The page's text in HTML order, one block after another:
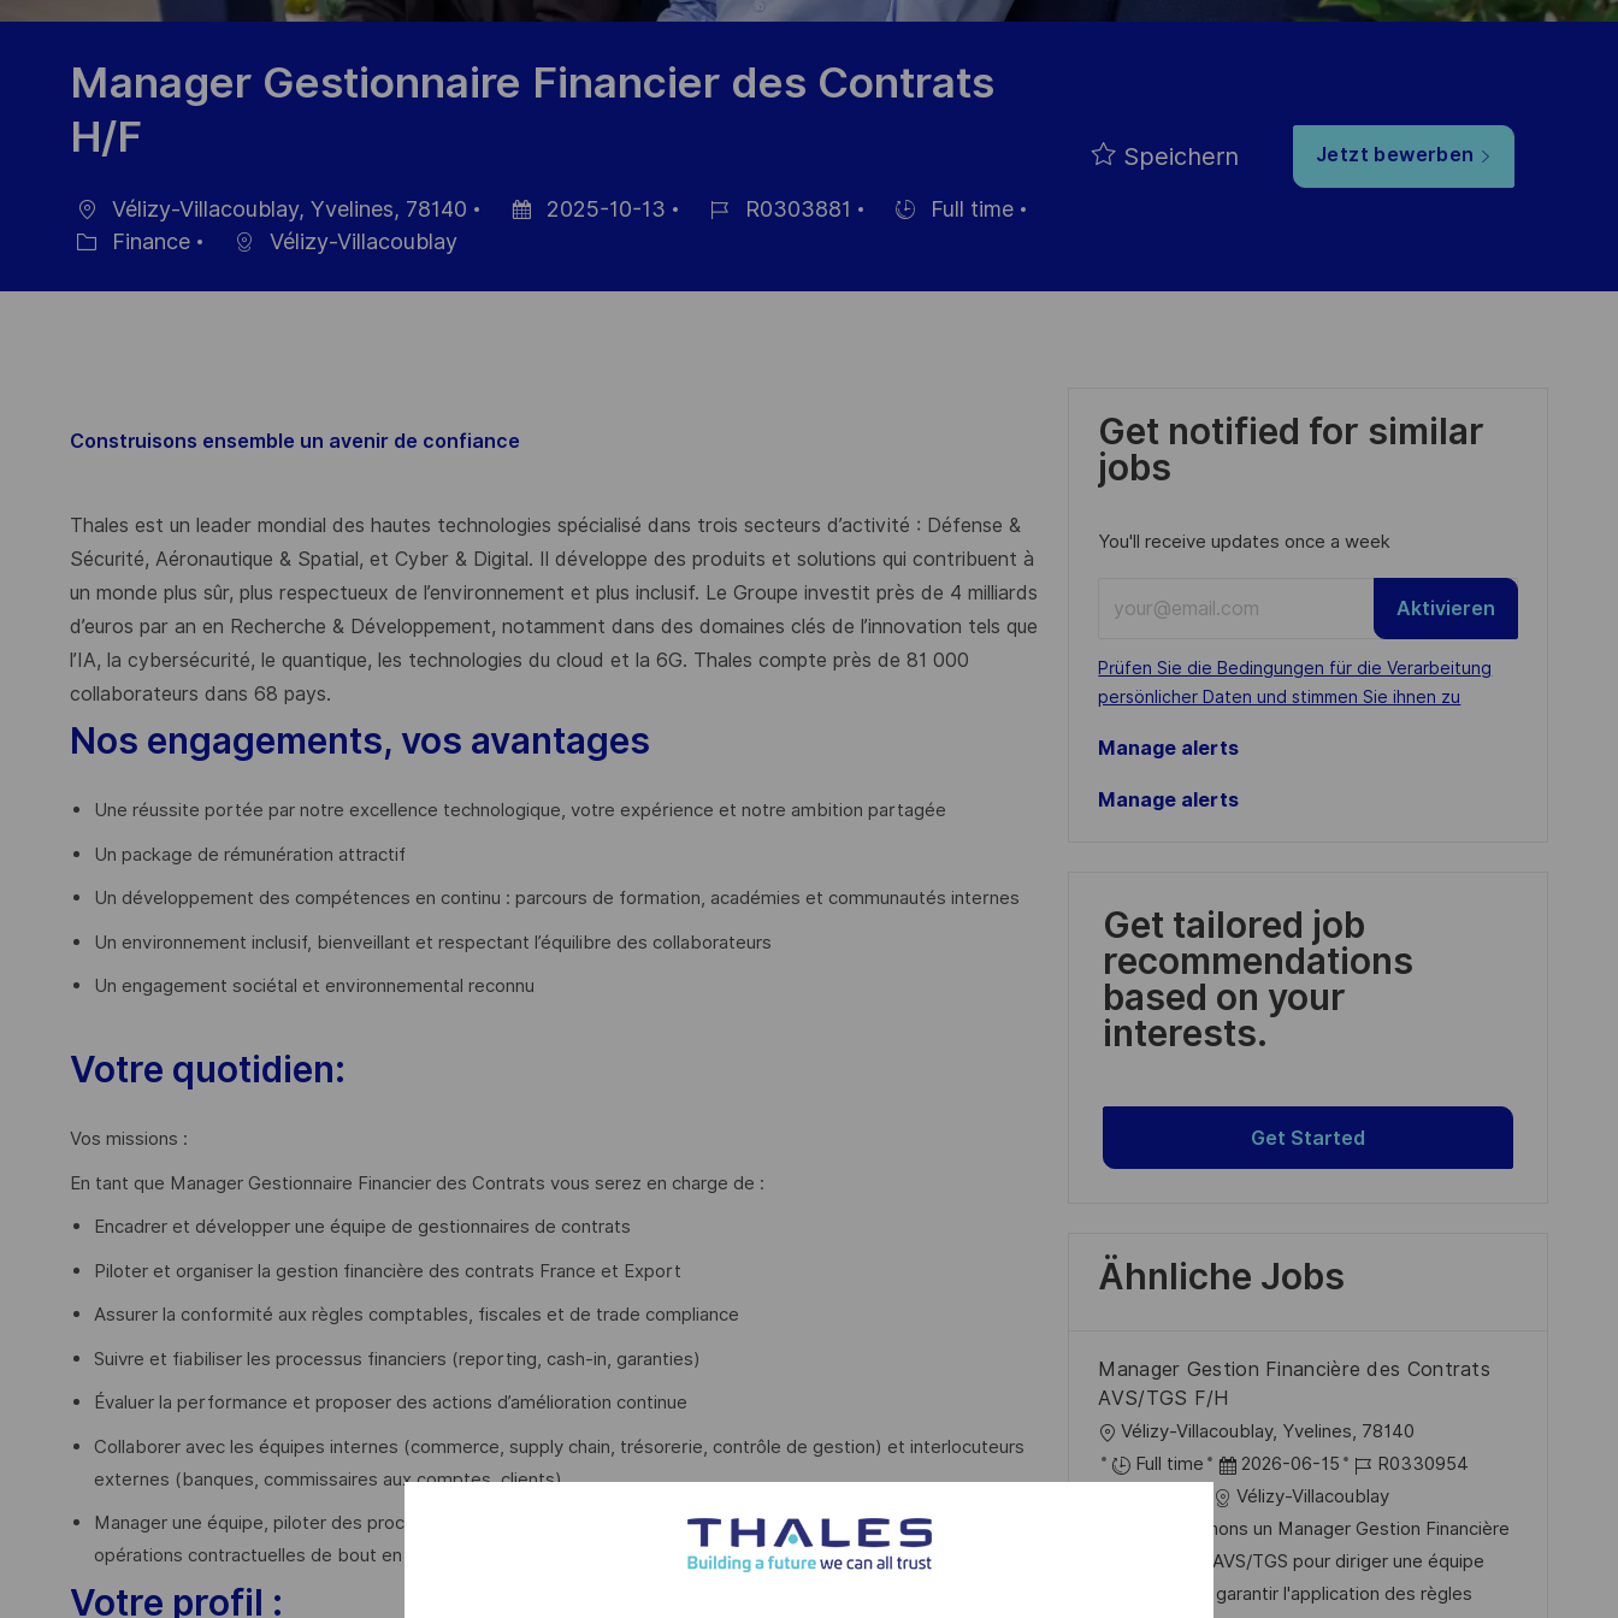
Manager Gestionnaire Financier des Contrats
H/F
Ort
Vélizy-Villacoublay, Yvelines, 78140
Veröffentlichung
2025-10-13
R0303881
Full time
Finance Vélizy-Villacoublay
Speichern Jetzt bewerben
Construisons ensemble un avenir de confiance
Thales est un leader mondial des hautes technologies spécialisé dans trois secteurs d’activité : Défense &
Sécurité, Aéronautique & Spatial, et Cyber & Digital. Il développe des produits et solutions qui contribuent à
un monde plus sûr, plus respectueux de l’environnement et plus inclusif. Le Groupe investit près de 4 milliards
d’euros par an en Recherche & Développement, notamment dans des domaines clés de l’innovation tels que
l’IA, la cybersécurité, le quantique, les technologies du cloud et la 6G. Thales compte près de 81 000
collaborateurs dans 68 pays.
Nos engagements, vos avantages
Une réussite portée par notre excellence technologique, votre expérience et notre ambition partagée
Un package de rémunération attractif
Un développement des compétences en continu : parcours de formation, académies et communautés internes
Un environnement inclusif, bienveillant et respectant l’équilibre des collaborateurs
Un engagement sociétal et environnemental reconnu
Votre quotidien:
Vos missions :
En tant que Manager Gestionnaire Financier des Contrats vous serez en charge de :
Encadrer et développer une équipe de gestionnaires de contrats
Piloter et organiser la gestion financière des contrats France et Export
Assurer la conformité aux règles comptables, fiscales et de trade compliance
Suivre et fiabiliser les processus financiers (reporting, cash-in, garanties)
Évaluer la performance et proposer des actions d’amélioration continue
Collaborer avec les équipes internes (commerce, supply chain, trésorerie, contrôle de gestion) et interlocuteurs
externes (banques, commissaires aux comptes, clients)
Manager une équipe, piloter des processus financiers, l’harmonisation des pratiques, et sécurisation des
opérations contractuelles de bout en bout.
Votre profil :
Get notified for similar
jobs
You'll receive updates once a week
Email
address
(Required)
Required
Prüfen Sie die Bedingungen für die Verarbeitung
persönlicher Daten und stimmen Sie ihnen zu
Aktivieren
Manage alerts
Manage alerts
Get tailored job
recommendations
based on your
interests.
Get Started
Ähnliche Jobs
Manager Gestion Financière des Contrats
AVS/TGS F/H
O
r
Vélizy-Villacoublay, Yvelines, 78140
Full time
D
a
t
u
m
2026-06-15
J
o
b
-
I
R0330954
Vélizy-Villacoublay
Nous recherchons un Manager Gestion Financière
des Contrats AVS/TGS pour diriger une équipe
dynamique et garantir l'application des règles